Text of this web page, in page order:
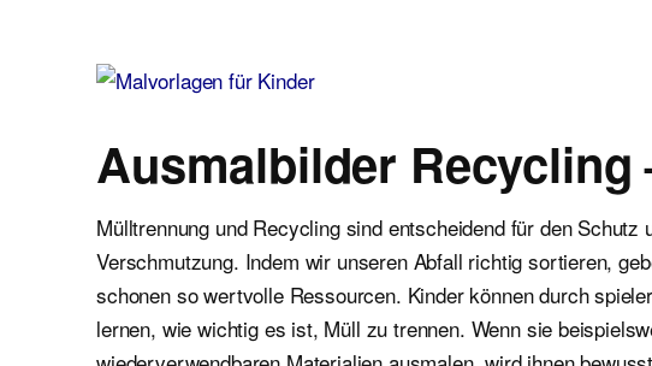
Ausmalbilder Recycling
Mülltrennung und Recycling sind entscheidend für den Schutz
Verschmutzung. Indem wir unseren Abfall richtig sortieren,
schonen so wertvolle Ressourcen. Kinder können durch
lernen, wie wichtig es ist, Müll zu trennen. Wenn sie